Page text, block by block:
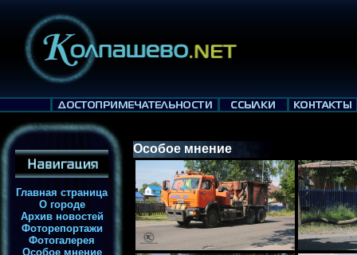
Главная страница
О городе
Архив новостей
Фоторепортажи
Фотогалерея
Особое мнение
Особое мнение